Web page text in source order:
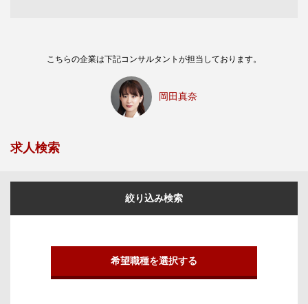
こちらの企業は下記コンサルタントが担当しております。
岡田真奈
求人検索
絞り込み検索
希望職種を選択する